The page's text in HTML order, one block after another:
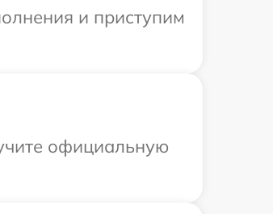
и приступим
официальную